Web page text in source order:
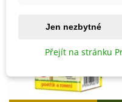
Jen nezbytné
Přejít na stránku